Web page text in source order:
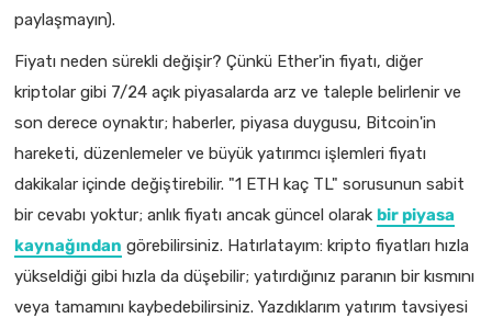
paylaşmayın).
Fiyatı neden sürekli değişir? Çünkü Ether'in fiyatı, diğer
kriptolar gibi 7/24 açık piyasalarda arz ve taleple belirlenir ve
son derece oynaktır; haberler, piyasa duygusu, Bitcoin'in
hareketi, düzenlemeler ve büyük yatırımcı işlemleri fiyatı
dakikalar içinde değiştirebilir. "1 ETH kaç TL" sorusunun sabit
bir cevabı yoktur; anlık fiyatı ancak güncel olarak bir piyasa
kaynağından görebilirsiniz. Hatırlatayım: kripto fiyatları hızla
yükseldiği gibi hızla da düşebilir; yatırdığınız paranın bir kısmını
veya tamamını kaybedebilirsiniz. Yazdıklarım yatırım tavsiyesi